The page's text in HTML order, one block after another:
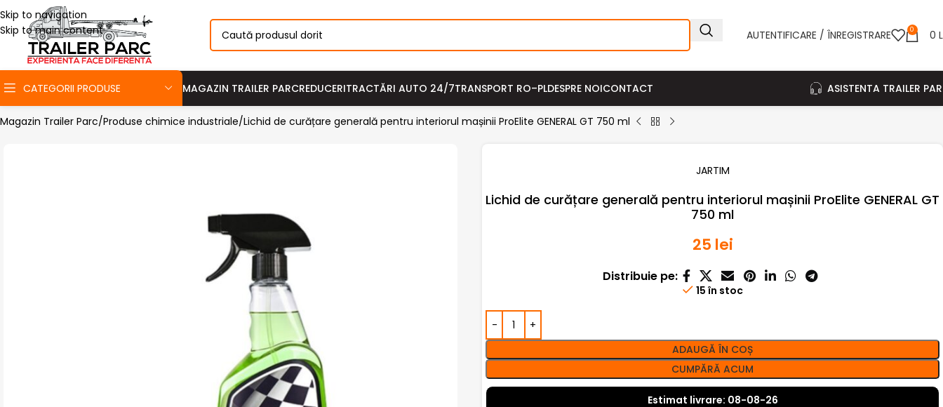
Skip to navigation
Skip to main content
AUTENTIFICARE / ÎNREGISTRARE 0 0
CATEGORII PRODUSE MAGAZIN TRAILER PARCREDUCERITRACTĂRI AUTO 24/7TRANSPORT RO–PLDESPRE NOICONTACT ASISTENTA TRAILER
Magazin Trailer Parc Produse chimice industriale Lichid de curățare generală pentru interiorul mașinii ProElite GENERAL GT 750 ml
JARTIM
Lichid de curățare generală pentru interiorul mașinii ProElite GENERAL GT
750 ml
25 lei
Distribuie pe:
15 în stoc
ADAUGĂ ÎN COȘ
CUMPĂRĂ ACUM
Estimat livrare: 08-08-26